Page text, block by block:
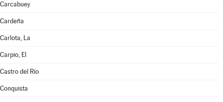
Carcabuey
Cardeña
Carlota, La
Carpio, El
Castro del Río
Conquista